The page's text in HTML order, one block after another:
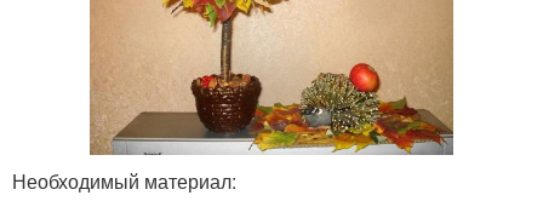
Необходимый материал: